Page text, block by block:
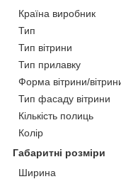
Країна виробник
Тип
Тип вітрини
Тип прилавку
Форма вітрини/
Тип фасаду вітрини
Кількість полиць
Колір
Габаритні розміри
Ширина